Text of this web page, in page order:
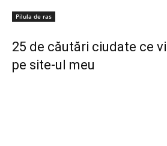
Pilula de ras
25 de căutări ciudate ce
pe site-ul meu